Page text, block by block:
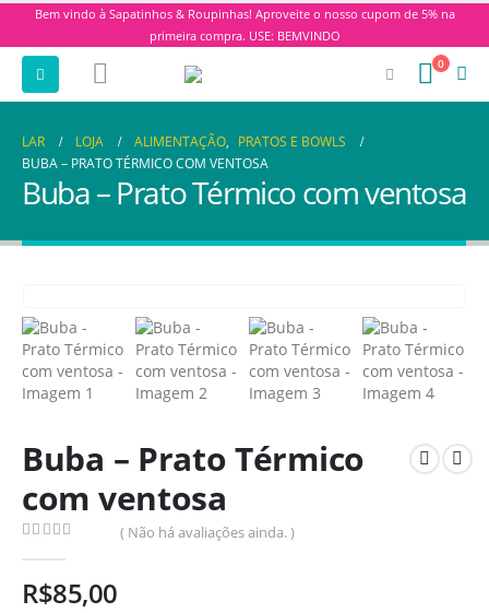
Bem vindo à Sapatinhos & Roupinhas! Aproveite o nosso cupom de 5% na
primeira compra. USE: BEMVINDO
0
LAR LOJA ALIMENTAÇÃO, PRATOS E BOWLS
BUBA – PRATO TÉRMICO COM VENTOSA
Buba – Prato Térmico com ventosa
Buba – Prato Térmico
com ventosa
( Não há avaliações ainda. )
R$85,00